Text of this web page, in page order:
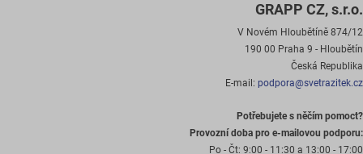
GRAPP CZ, s.r.o.
V Novém Hloubětíně 874/12
190 00 Praha 9 - Hloubětín
Česká Republika
E-mail: podpora@svetrazitek.cz
Potřebujete s něčím pomoct?
Provozní doba pro e-mailovou podporu:
Po - Čt: 9:00 - 11:30 a 13:00 - 17:00